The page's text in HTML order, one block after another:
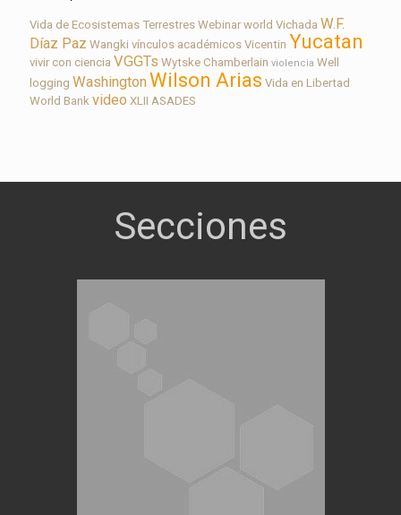
Vida de Ecosistemas Terrestres Webinar world Vichada W.F.
Díaz Paz Wangki vínculos académicos Vicentin Yucatan
vivir con ciencia VGGTs Wytske Chamberlain violencia Well
logging WashingtonWilson Arias Vida en Libertad
World Bank video XLII ASADES